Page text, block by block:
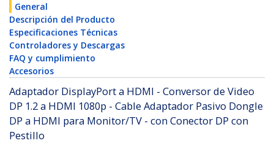
General
Descripción del Producto
Especificaciones Técnicas
Controladores y Descargas
FAQ y cumplimiento
Accesorios
Adaptador DisplayPort a HDMI - Conversor de Video
DP 1.2 a HDMI 1080p - Cable Adaptador Pasivo Dongle
DP a HDMI para Monitor/TV - con Conector DP con
Pestillo